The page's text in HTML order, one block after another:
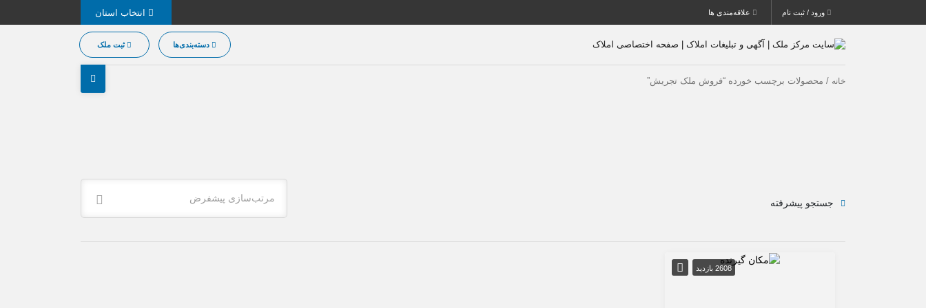
ورود / ثبت نام علاقه‌مندی ها
دسته‌بندی‌ها ثبت ملک
خانه / محصولات برچسب خورده “فروش ملک تجریش”
مرتب‌سازی پیشفرض جستجو پیشرفته
2608 بازدید